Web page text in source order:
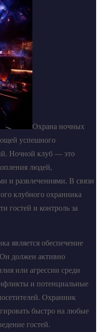
Охрана ночных
успешного
Ночной клуб — это
людей,
и развлечениями. В связи
клубного охранника
гостей и контроль за
является обеспечение
Он должен активно
или агрессии среди
и потенциальные
Охранник
быстро на любые
гостей.